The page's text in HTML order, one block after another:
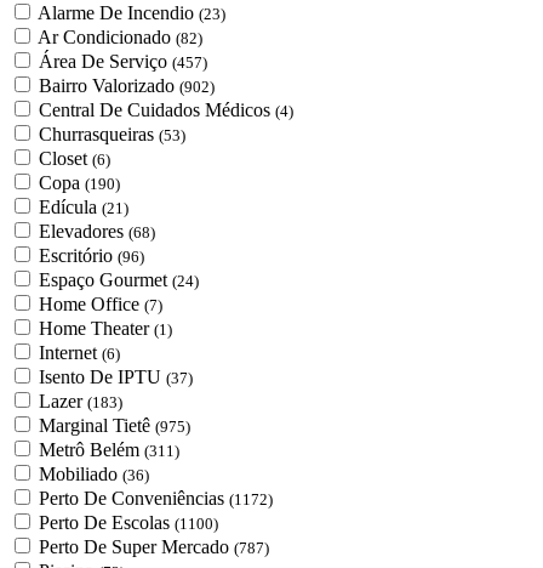
Alarme De Incendio (23)
Ar Condicionado (82)
Área De Serviço (457)
Bairro Valorizado (902)
Central De Cuidados Médicos (4)
Churrasqueiras (53)
Closet (6)
Copa (190)
Edícula (21)
Elevadores (68)
Escritório (96)
Espaço Gourmet (24)
Home Office (7)
Home Theater (1)
Internet (6)
Isento De IPTU (37)
Lazer (183)
Marginal Tietê (975)
Metrô Belém (311)
Mobiliado (36)
Perto De Conveniências (1172)
Perto De Escolas (1100)
Perto De Super Mercado (787)